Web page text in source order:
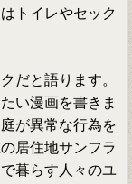
トイレやセック
だと語ります。
い漫画を書きま
が異常な行為を
居住地サンフラ
暮らす人々のユ